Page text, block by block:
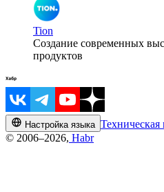
Tion
Создание современных
продуктов
Настройка языка Техническая
© 2006–2026, Habr